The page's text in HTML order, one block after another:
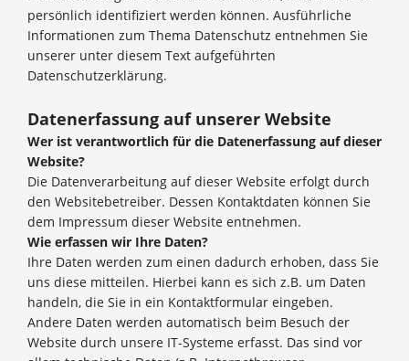
persönlich identifiziert werden können. Ausführliche
Informationen zum Thema Datenschutz entnehmen Sie
unserer unter diesem Text aufgeführten
Datenschutzerklärung.
Datenerfassung auf unserer Website
Wer ist verantwortlich für die Datenerfassung auf dieser
Website?
Die Datenverarbeitung auf dieser Website erfolgt durch
den Websitebetreiber. Dessen Kontaktdaten können Sie
dem Impressum dieser Website entnehmen.
Wie erfassen wir Ihre Daten?
Ihre Daten werden zum einen dadurch erhoben, dass Sie
uns diese mitteilen. Hierbei kann es sich z.B. um Daten
handeln, die Sie in ein Kontaktformular eingeben.
Andere Daten werden automatisch beim Besuch der
Website durch unsere IT-Systeme erfasst. Das sind vor